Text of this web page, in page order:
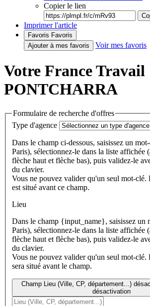
Copier le lien
Imprimer l'article
Favoris Favoris
Ajouter à mes favoris
Voir mes favoris
Votre France Travail
PONTCHARRA
Formulaire de recherche d'offres
Type d'agence
Dans le champ ci-dessous, saisissez un
Paris), sélectionnez-le dans la liste affichée
flèche haut et flèche bas), puis validez-le
du clavier.
Vous ne pouvez valider qu'un seul mot-clé.
est situé avant ce champ.
Lieu
Dans le champ {input_name}, saisissez un
Paris), sélectionnez-le dans la liste affichée
flèche haut et flèche bas), puis validez-le
du clavier.
Vous ne pouvez valider qu'un seul mot-clé.
sera situé avant le champ.
Champ Lieu (Ville, CP, département...)
désactivation